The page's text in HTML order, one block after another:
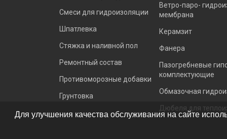
Смеси для гидроизоляции
Шпатлевка
Стяжка и наливной пол
Ремонтный состав
Противоморозные добавки
Грунтовка
Ветро-паро-
мембрана
Керамзит
Фанера
Пазогребневые
комплектующие
Обмазочная
Дюбеля для
Для улучшения качества обслуживания на сайте